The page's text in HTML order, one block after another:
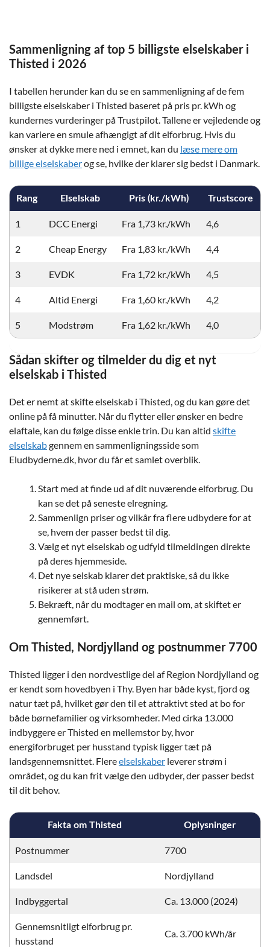
Sammenligning af top 5 billigste elselskaber i
Thisted i 2026
I tabellen herunder kan du se en sammenligning af de fem
billigste elselskaber i Thisted baseret på pris pr. kWh og
kundernes vurderinger på Trustpilot. Tallene er vejledende og
kan variere en smule afhængigt af dit elforbrug. Hvis du
ønsker at dykke mere ned i emnet, kan du læse mere om
billige elselskaberog se, hvilke der klarer sig bedst i Danmark.
Rang Elselskab Pris (kr./kWh) Trustscore
1 DCC Energi Fra 1,73 kr./kWh 4,6
2 Cheap Energy Fra 1,83 kr./kWh 4,4
3 EVDK Fra 1,72 kr./kWh 4,5
4 Altid Energi Fra 1,60 kr./kWh 4,2
5 Modstrøm Fra 1,62 kr./kWh 4,0
Sådan skifter og tilmelder du dig et nyt
elselskab i Thisted
Det er nemt at skifte elselskab i Thisted, og du kan gøre det
online på få minutter. Når du flytter eller ønsker en bedre
elaftale, kan du følge disse enkle trin. Du kan altid skifte
elselskabgennem en sammenligningsside som
Eludbyderne.dk, hvor du får et samlet overblik.
Start med at finde ud af dit nuværende elforbrug. Du
kan se det på seneste elregning.
Sammenlign priser og vilkår fra flere udbydere for at
se, hvem der passer bedst til dig.
Vælg et nyt elselskab og udfyld tilmeldingen direkte
på deres hjemmeside.
Det nye selskab klarer det praktiske, så du ikke
risikerer at stå uden strøm.
Bekræft, når du modtager en mail om, at skiftet er
gennemført.
Om Thisted, Nordjylland og postnummer 7700
Thisted ligger i den nordvestlige del af Region Nordjylland og
er kendt som hovedbyen i Thy. Byen har både kyst, fjord og
natur tæt på, hvilket gør den til et attraktivt sted at bo for
både børnefamilier og virksomheder. Med cirka 13.000
indbyggere er Thisted en mellemstor by, hvor
energiforbruget per husstand typisk ligger tæt på
landsgennemsnittet. Flereelselskaber leverer strøm i
området, og du kan frit vælge den udbyder, der passer bedst
til dit behov.
Fakta om Thisted Oplysninger
Postnummer 7700
Landsdel Nordjylland
Indbyggertal Ca. 13.000 (2024)
Gennemsnitligt elforbrug pr.
husstand
Ca. 3.700 kWh/år